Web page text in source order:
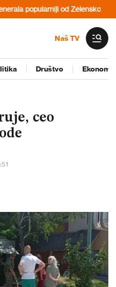
popularniji od Zelenskog
Naš TV
Društvo
ceo